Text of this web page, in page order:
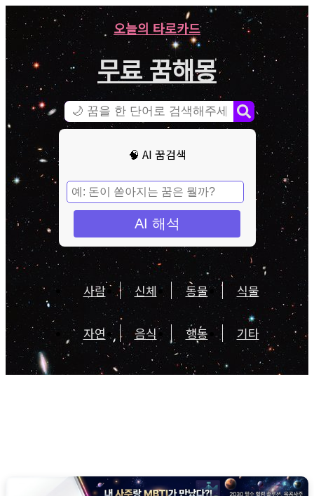
오늘의 타로카드
무료 꿈해몽
🧠 AI 꿈검색
AI 해석
사람 신체 동물 식물
자연 음식 행동 기타